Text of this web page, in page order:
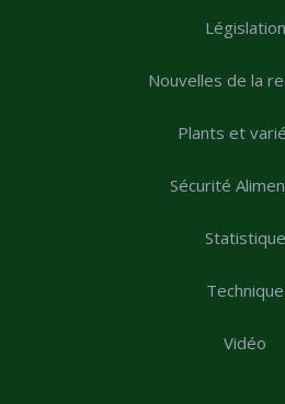
Législation
Nouvelles de la
Plants et
Sécurité
Statistique
Technique
Vidéo